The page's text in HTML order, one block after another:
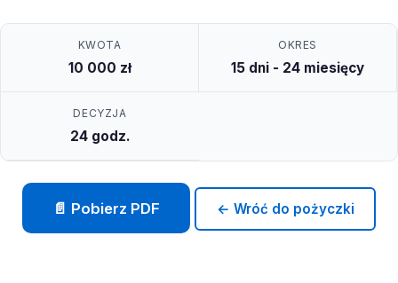
KWOTA
10 000 zł
OKRES
15 dni - 24 miesięcy
DECYZJA
24 godz.
📄 Pobierz PDF ← Wróć do pożyczki